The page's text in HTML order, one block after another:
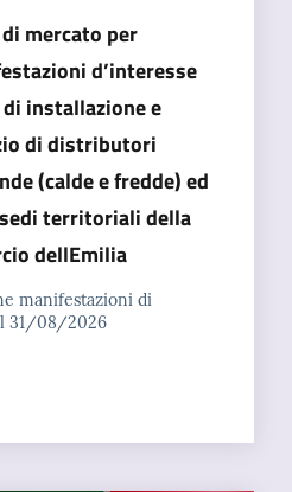
mercato per
d’interesse
installazione e
di distributori
(calde e fredde) ed
territoriali della
dellEmilia
manifestazioni di
31/08/2026